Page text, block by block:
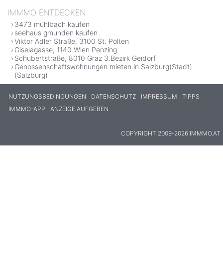
IMMMO ENTDECKEN
3473 mühlbach kaufen
seehaus gmunden kaufen
Viktor Adler Straße, 3100 St. Pölten
Giselagasse, 1140 Wien Penzing
Schubertstraße, 8010 Graz 3.Bezirk Geidorf
Genossenschaftswohnungen mieten in Salzburg(Stadt)
(Salzburg)
NUTZUNGSBEDINGUNGEN DATENSCHUTZ IMPRESSUM
TIPPS
IMMMO-APP
ANZEIGE AUFGEBEN
COPYRIGHT 2009-2026 IMMMO.AT